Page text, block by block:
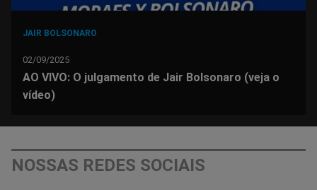
JAIR BOLSONARO
02/09/2025
AO VIVO: O julgamento de Jair Bolsonaro (veja o
vídeo)
NOSSAS REDES SOCIAIS